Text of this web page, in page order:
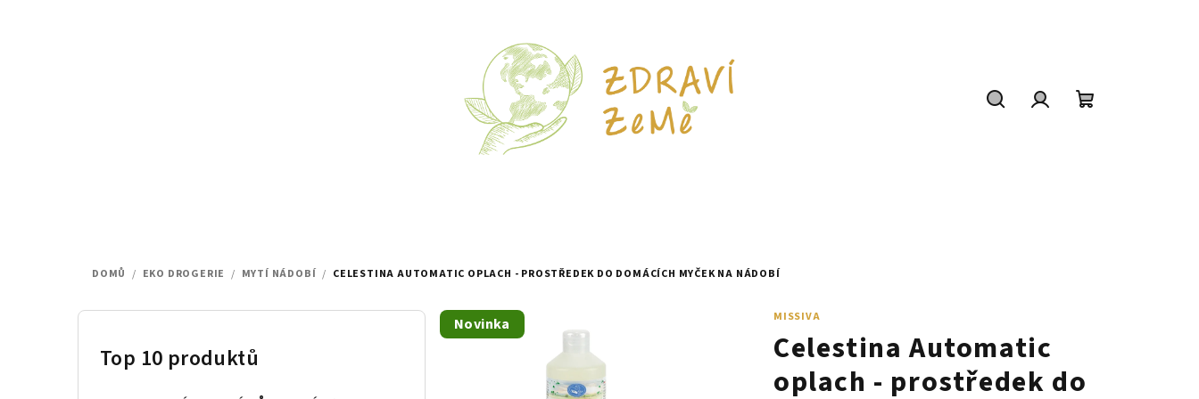
DOMŮ / EKO DROGERIE / MYTÍ NÁDOBÍ / CELESTINA AUTOMATIC OPLACH - PROSTŘEDEK DO DOMÁCÍCH MYČEK NA NÁDOBÍ
P
Top 10 produktů
MISSIVA
Celestina Automatic
oplach - prostředek do
Novinka